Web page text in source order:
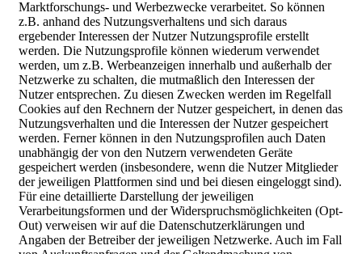
Marktforschungs- und Werbezwecke verarbeitet. So können
z.B. anhand des Nutzungsverhaltens und sich daraus
ergebender Interessen der Nutzer Nutzungsprofile erstellt
werden. Die Nutzungsprofile können wiederum verwendet
werden, um z.B. Werbeanzeigen innerhalb und außerhalb der
Netzwerke zu schalten, die mutmaßlich den Interessen der
Nutzer entsprechen. Zu diesen Zwecken werden im Regelfall
Cookies auf den Rechnern der Nutzer gespeichert, in denen das
Nutzungsverhalten und die Interessen der Nutzer gespeichert
werden. Ferner können in den Nutzungsprofilen auch Daten
unabhängig der von den Nutzern verwendeten Geräte
gespeichert werden (insbesondere, wenn die Nutzer Mitglieder
der jeweiligen Plattformen sind und bei diesen eingeloggt sind).
Für eine detaillierte Darstellung der jeweiligen
Verarbeitungsformen und der Widerspruchsmöglichkeiten (Opt-
Out) verweisen wir auf die Datenschutzerklärungen und
Angaben der Betreiber der jeweiligen Netzwerke. Auch im Fall